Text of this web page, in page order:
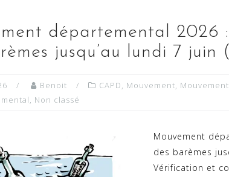
départemental 2026
jusqu’au lundi 7 juin
Benoit CAPD, Mouvement, Mouvement
, Non classé
Mouvement
des barèmes
Vérification et